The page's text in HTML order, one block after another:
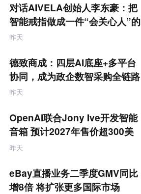
来
零
售
跨
境
商
产
业
互
联
网
对话AIVELA创始人李东豪：把
智能戒指做成一件“会关心人”的
饰品
昨天
德致商成：四层AI底座+多平台
协同，成为政企数智采购全链路
服务商
昨天
OpenAI联合Jony Ive开发智能
音箱 预计2027年售价超300美
元
昨天
eBay直播业务二季度GMV同比
增8倍 将扩张更多国际市场